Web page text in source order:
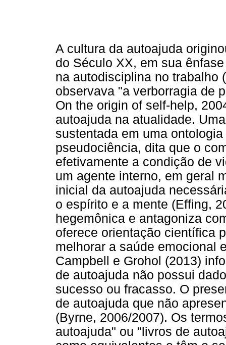
A cultura da autoajuda
do Século XX, em sua
na autodisciplina no trabalho
observava "a verborragia de
On the origin of self-help,
autoajuda na atualidade.
sustentada em uma
pseudociência, dita que o
efetivamente a condição de
um agente interno, em geral
inicial da autoajuda
o espírito e a mente (Effing,
hegemônica e antagoniza
oferece orientação científica
melhorar a saúde emocional
Campbell e Grohol (2013)
de autoajuda não possui
sucesso ou fracasso. O
de autoajuda que não
(Byrne, 2006/2007). Os
autoajuda" ou "livros de